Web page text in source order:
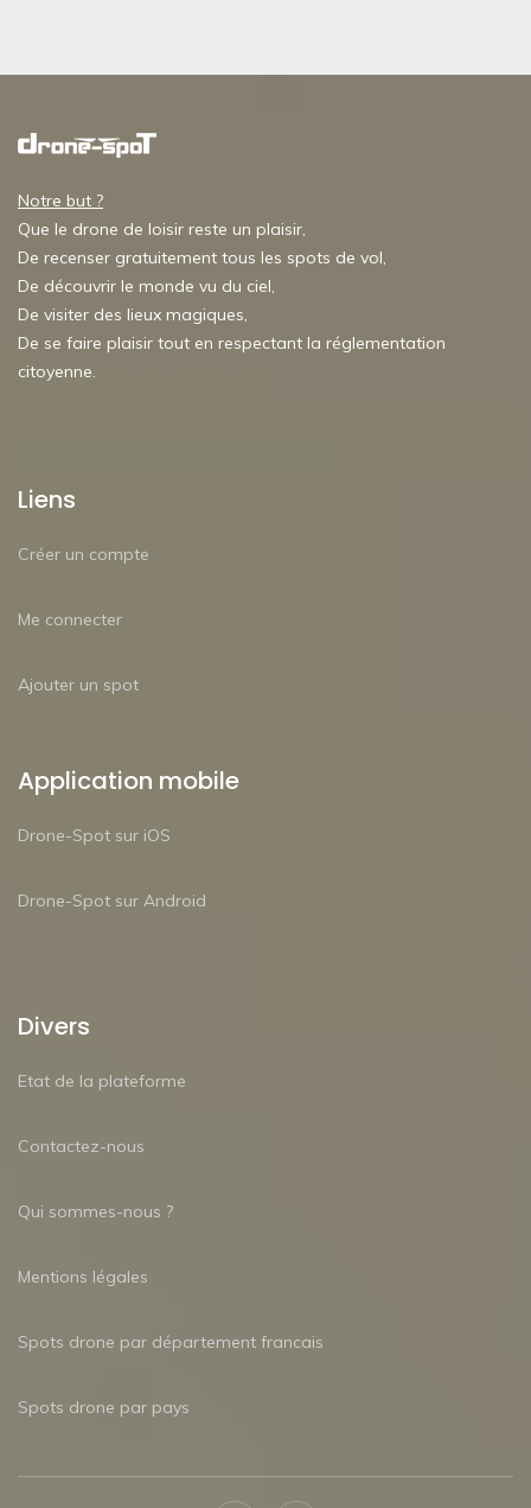
Notre but ?
Que le drone de loisir reste un plaisir,
De recenser gratuitement tous les spots de vol,
De découvrir le monde vu du ciel,
De visiter des lieux magiques,
De se faire plaisir tout en respectant la réglementation
citoyenne.
Liens
Créer un compte
Me connecter
Ajouter un spot
Application mobile
Drone-Spot sur iOS
Drone-Spot sur Android
Divers
Etat de la plateforme
Contactez-nous
Qui sommes-nous ?
Mentions légales
Spots drone par département francais
Spots drone par pays